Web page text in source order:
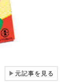
▶元記事を見る